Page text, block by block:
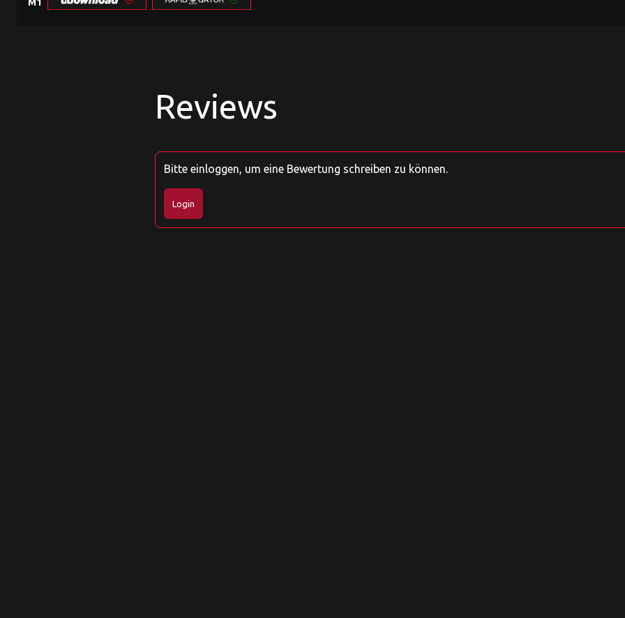
Reviews
Bitte einloggen, um eine Bewertung schreiben zu können.
Login